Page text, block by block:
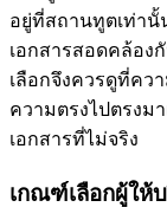
อยู่ที่สถานทูตเท่า
เอกสารสอดคล้อ
เลือกจึงควรดูที่คว
ความตรงไปตรงม
เอกสารที่ไม่จริง
เกณฑ์เลือกผู้ให้